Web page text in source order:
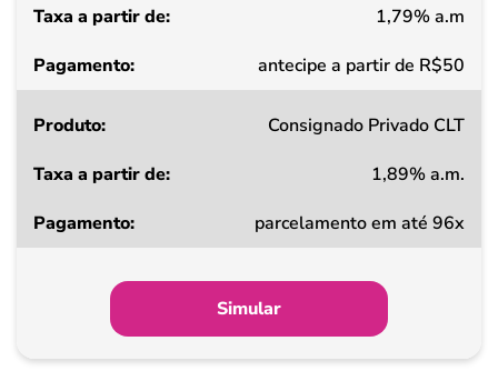
Pagamento
1,79% a.m
antecipe a partir de R$50
Consignado Privado CLT
1,89% a.m.
parcelamento em até 96x
Simular